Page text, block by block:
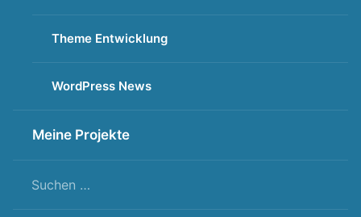
Theme Entwicklung
WordPress News
Meine Projekte